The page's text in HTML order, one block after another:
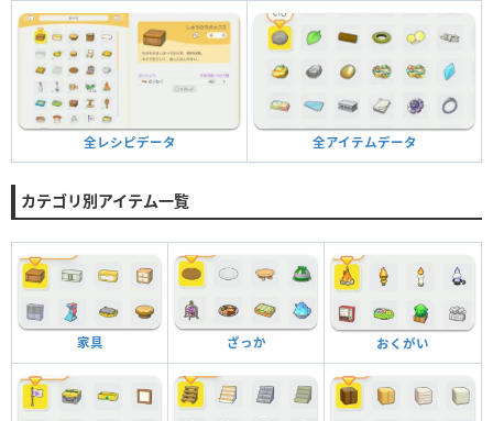
全レシピデータ 全アイテムデータ
カテゴリ別アイテム一覧
家具 ざっか おくがい